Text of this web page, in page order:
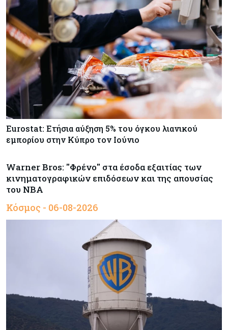
Eurostat: Ετήσια αύξηση 5% του όγκου λιανικού
εμπορίου στην Κύπρο τον Ιούνιο
Warner Bros: "Φρένο" στα έσοδα εξαιτίας των
κινηματογραφικών επιδόσεων και της απουσίας
του NBA
Κόσμος - 06-08-2026